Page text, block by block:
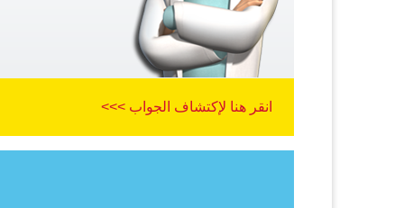
انقر هنا لإكتشاف الجواب >>>